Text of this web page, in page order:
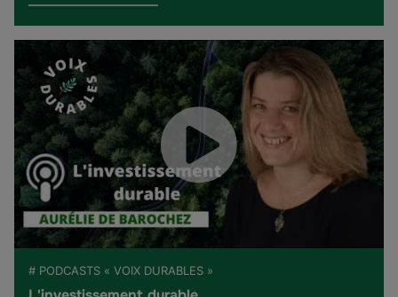
# PODCASTS « VOIX DURABLES »